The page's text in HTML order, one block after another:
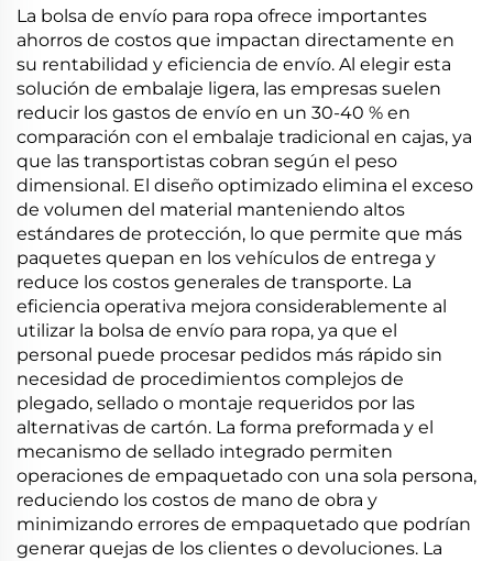
PBAT almidón de maíz
almidón de maíz
La bolsa de envío para ropa ofrece importantes
ahorros de costos que impactan directamente en
su rentabilidad y eficiencia de envío. Al elegir esta
solución de embalaje ligera, las empresas suelen
reducir los gastos de envío en un 30-40 % en
comparación con el embalaje tradicional en cajas, ya
que las transportistas cobran según el peso
dimensional. El diseño optimizado elimina el exceso
de volumen del material manteniendo altos
estándares de protección, lo que permite que más
paquetes quepan en los vehículos de entrega y
reduce los costos generales de transporte. La
eficiencia operativa mejora considerablemente al
utilizar la bolsa de envío para ropa, ya que el
personal puede procesar pedidos más rápido sin
necesidad de procedimientos complejos de
plegado, sellado o montaje requeridos por las
alternativas de cartón. La forma preformada y el
mecanismo de sellado integrado permiten
operaciones de empaquetado con una sola persona,
reduciendo los costos de mano de obra y
minimizando errores de empaquetado que podrían
generar quejas de los clientes o devoluciones. La